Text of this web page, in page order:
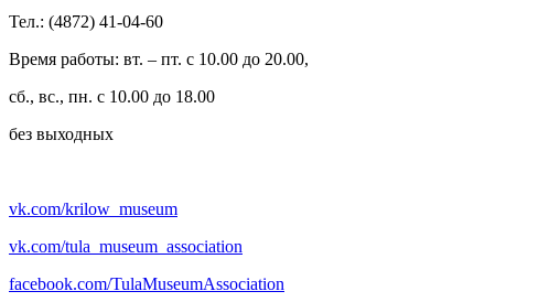
Тел.: (4872) 41-04-60
Время работы: вт. – пт. с 10.00 до 20.00,
сб., вс., пн. с 10.00 до 18.00
без выходных
vk.com/krilow_museum
vk.com/tula_museum_association
facebook.com/TulaMuseumAssociation